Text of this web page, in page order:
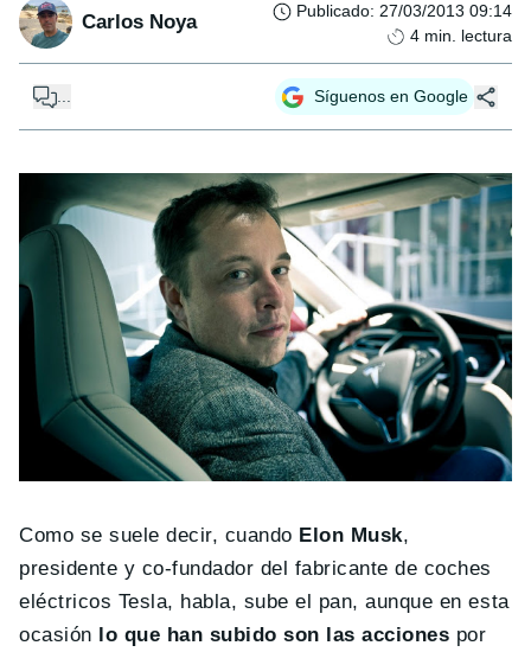
Carlos Noya Publicado: 27/03/2013 09:14
4 min. lectura
Síguenos en Google
Como se suele decir, cuando Elon Musk,
presidente y co-fundador del fabricante de coches
eléctricos Tesla, habla, sube el pan, aunque en esta
ocasión lo que han subido son las acciones por